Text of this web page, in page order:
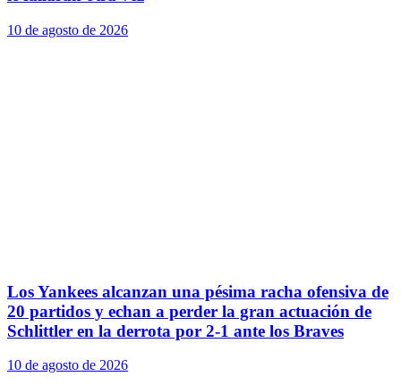
10 de agosto de 2026
Los Yankees alcanzan una pésima racha ofensiva de
20 partidos y echan a perder la gran actuación de
Schlittler en la derrota por 2-1 ante los Braves
10 de agosto de 2026